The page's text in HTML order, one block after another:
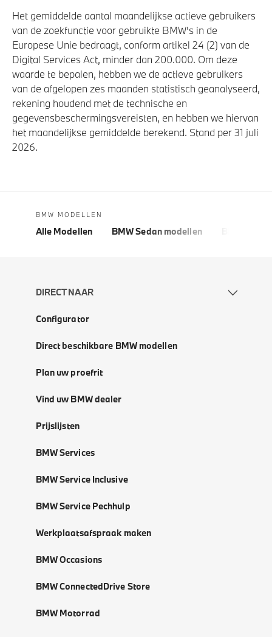
Het gemiddelde aantal maandelijkse actieve gebruikers
van de zoekfunctie voor gebruikte BMW's in de
Europese Unie bedraagt, conform artikel 24 (2) van de
Digital Services Act, minder dan 200.000. Om deze
waarde te bepalen, hebben we de actieve gebruikers
van de afgelopen zes maanden statistisch geanalyseerd,
rekening houdend met de technische en
gegevensbeschermingsvereisten, en hebben we hiervan
het maandelijkse gemiddelde berekend. Stand per 31 juli
2026.
BMW MODELLEN
Alle Modellen BMW Sedan modellen
DIRECT NAAR
Configurator
Direct beschikbare BMW modellen
Plan uw proefrit
Vind uw BMW dealer
Prijslijsten
BMW Services
BMW Service Inclusive
BMW Service Pechhulp
Werkplaatsafspraak maken
BMW Occasions
BMW ConnectedDrive Store
BMW Motorrad